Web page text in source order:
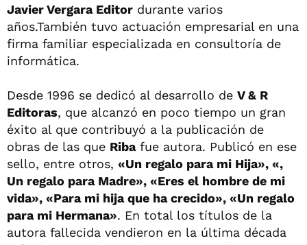
Javier Vergara Editor durante varios
años.También tuvo actuación empresarial en una
firma familiar especializada en consultoría de
informática.
Desde 1996 se dedicó al desarrollo de V & R
Editoras, que alcanzó en poco tiempo un gran
éxito al que contribuyó a la publicación de
obras de las que Ribafue autora. Publicó en ese
sello, entre otros, «Un regalo para mi Hija», «,
Un regalo para Madre», «Eres el hombre de mi
vida», «Para mi hija que ha crecido», «Un regalo
para mi Hermana». En total los títulos de la
autora fallecida vendieron en la última década